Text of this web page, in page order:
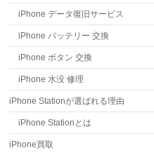
iPhone データ復旧サービス
iPhone バッテリー 交換
iPhone ボタン 交換
iPhone 水没 修理
iPhone Stationが選ばれる理由
iPhone Stationとは
iPhone買取